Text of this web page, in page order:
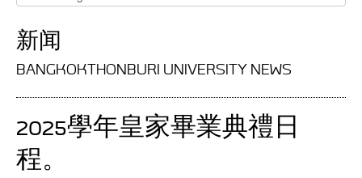
新闻
BANGKOKTHONBURI UNIVERSITY NEWS
2025學年皇家畢業典禮日
程。